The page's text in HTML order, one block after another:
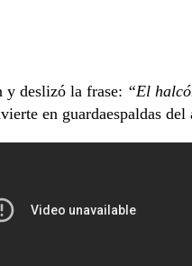
y deslizó la frase: “El
en guardaespaldas del